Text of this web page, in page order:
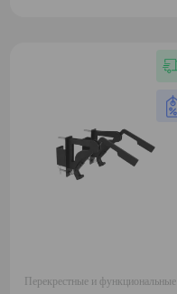
Перекрестные и функциональные